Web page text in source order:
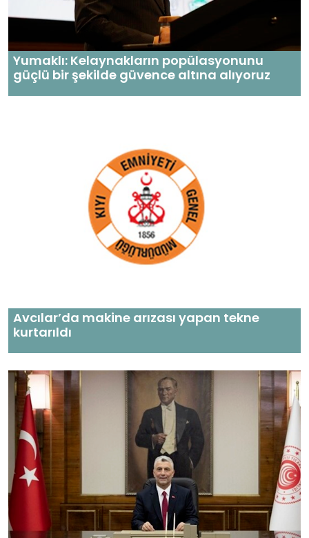
Yumaklı: Kelaynakların popülasyonunu
güçlü bir şekilde güvence altına alıyoruz
Avcılar’da makine arızası yapan tekne
kurtarıldı